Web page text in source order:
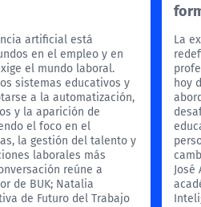
artificial está
en el empleo y en
el mundo laboral.
sistemas educativos y
a la automatización,
y la aparición de
el foco en el
la gestión del talento y
laborales más
reúne a
de BUK; Natalia
de Futuro del Trabajo
La
hoy